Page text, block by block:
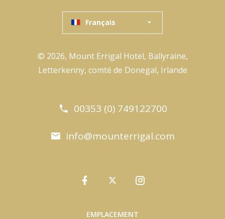
Français
© 2026, Mount Errigal Hotel, Ballyraine,
Letterkenny, comté de Donegal, Irlande
00353 (0) 749122700
info@mounterrigal.com
EMPLACEMENT